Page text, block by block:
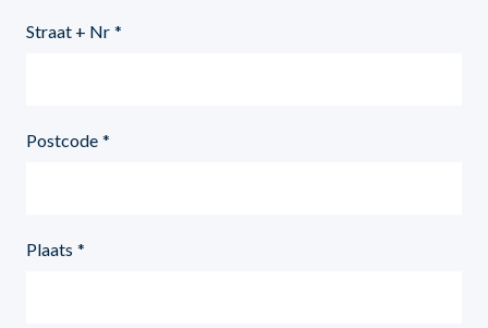
Straat + Nr
Postcode
Plaats